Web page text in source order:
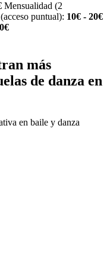
Mensualidad (2
puntual): 10€ - 20€
más
de danza en
en baile y danza